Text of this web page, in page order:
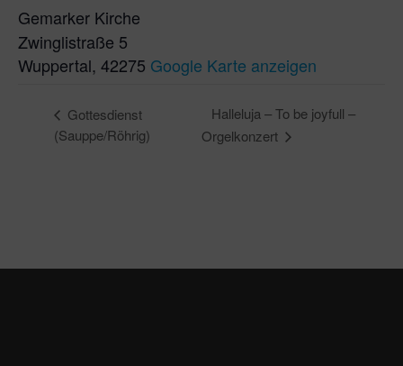
Gemarker Kirche
Zwinglistraße 5
Wuppertal, 42275 Google Karte anzeigen
Gottesdienst
(Sauppe/Röhrig)
Halleluja – To be joyfull –
Orgelkonzert